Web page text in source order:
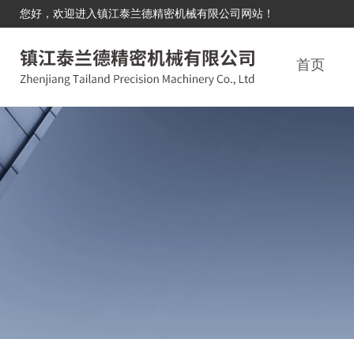
您好，欢迎进入镇江泰兰德精密机械有限公司网站！
首页